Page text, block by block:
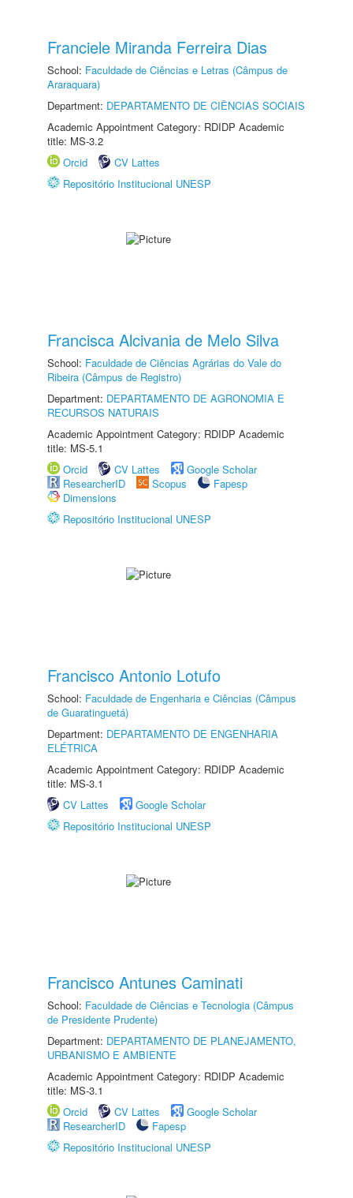
Franciele Miranda Ferreira Dias
School: Faculdade de Ciências e Letras (Câmpus de
Araraquara)
Department: DEPARTAMENTO DE CIÊNCIAS SOCIAIS
Academic Appointment Category: RDIDP Academic
title: MS-3.2
Orcid
CV Lattes
Repositório Institucional UNESP
Francisca Alcivania de Melo Silva
School: Faculdade de Ciências Agrárias do Vale do
Ribeira (Câmpus de Registro)
Department: DEPARTAMENTO DE AGRONOMIA E
RECURSOS NATURAIS
Academic Appointment Category: RDIDP Academic
title: MS-5.1
Orcid
CV Lattes
Google Scholar
ResearcherID
Scopus
Fapesp
Dimensions
Repositório Institucional UNESP
Francisco Antonio Lotufo
School: Faculdade de Engenharia e Ciências (Câmpus
de Guaratinguetá)
Department: DEPARTAMENTO DE ENGENHARIA
ELÉTRICA
Academic Appointment Category: RDIDP Academic
title: MS-3.1
CV Lattes
Google Scholar
Repositório Institucional UNESP
Francisco Antunes Caminati
School: Faculdade de Ciências e Tecnologia (Câmpus
de Presidente Prudente)
Department: DEPARTAMENTO DE PLANEJAMENTO,
URBANISMO E AMBIENTE
Academic Appointment Category: RDIDP Academic
title: MS-3.1
Orcid
CV Lattes
Google Scholar
ResearcherID
Fapesp
Repositório Institucional UNESP